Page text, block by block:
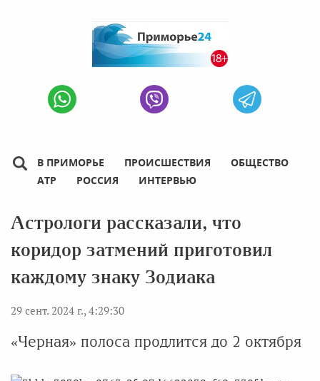
В ПРИМОРЬЕ ПРОИСШЕСТВИЯ
ОБЩЕСТВО
АТР
РОССИЯ ИНТЕРВЬЮ
Астрологи рассказали, что
коридор затмений приготовил
каждому знаку Зодиака
29 сент. 2024 г., 4:29:30
«Черная» полоса продлится до 2 октября